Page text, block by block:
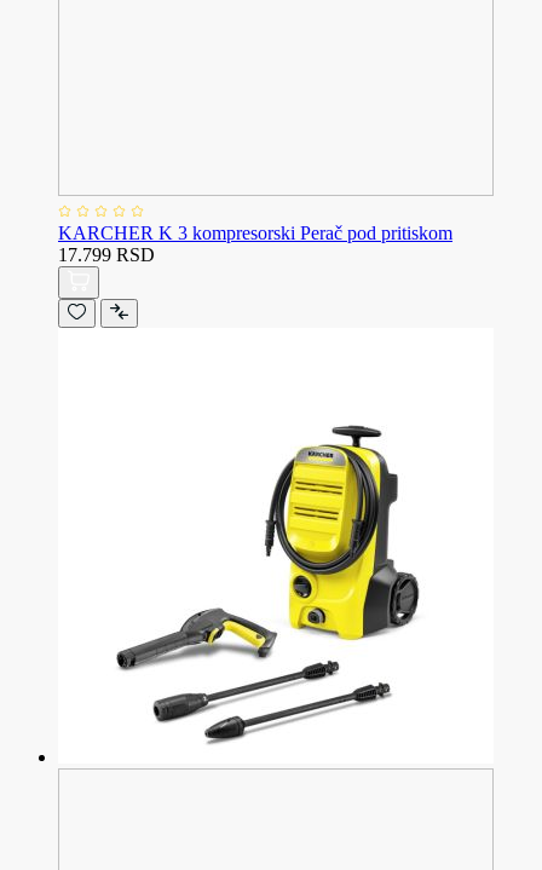
KARCHER K 3 kompresorski Perač pod pritiskom
17.799 RSD